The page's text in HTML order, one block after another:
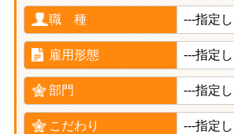
職 種
雇用形態
部門
こだわり